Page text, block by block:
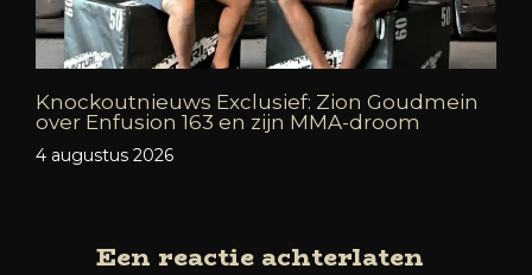
Knockoutnieuws Exclusief: Zion Goudmein
over Enfusion 163 en zijn MMA-droom
4 augustus 2026
Een reactie achterlaten